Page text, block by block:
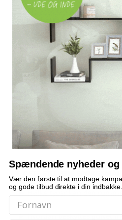
SPECIFIKATIONER
Pulverlakeret stål
Med aftagelig drypbakke af plastik
Egnet til paraplyer, stokke og
OFTE STILLEDE SPØRGSMÅL
Hvordan beskyttes gulvet
Spændende nyheder
Vær den første til at modtage
og gode tilbud direkte i din indbakke.